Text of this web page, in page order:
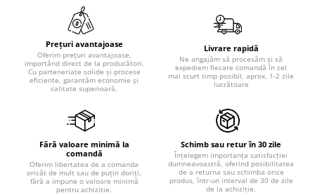
Prețuri avantajoase
Oferim prețuri avantajoase,
importând direct de la producători.
Cu parteneriate solide și procese
eficiente, garantăm economie și
calitate superioară.
Livrare rapidă
Ne angajăm să procesăm și să
expediem fiecare comandă în cel
mai scurt timp posibil, aprox. 1-2 zile
lucrătoare
Fără valoare minimă la
comandă
Oferim libertatea de a comanda
oricât de mult sau de puțin doriți,
fără a impune o valoare minimă
pentru achiziție.
Schimb sau retur în 30 zile
Înțelegem importanța satisfacției
dumneavoastră, oferind posibilitatea
de a returna sau schimba orice
produs, într-un interval de 30 de zile
de la achiziție.